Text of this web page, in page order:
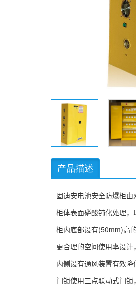
产品描述
固迪安电池安全防爆柜
柜体表面磷酸钝化处理
柜内底部设有(50mm)高
更合理的空间使用率设
内侧设有通风装置有效
门锁使用三点联动式门锁